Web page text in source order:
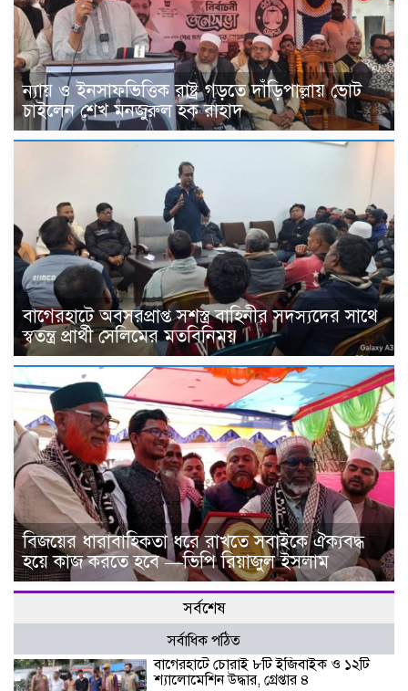
ন্যায় ও ইনসাফভিত্তিক রাষ্ট্র গড়তে দাঁড়িপাল্লায় ভোট
চাইলেন শেখ মনজুরুল হক রাহাদ
বাগেরহাটে অবসরপ্রাপ্ত সশস্ত্র বাহিনীর সদস্যদের সাথে
স্বতন্ত্র প্রার্থী সেলিমের মতবিনিময়
বিজয়ের ধারাবাহিকতা ধরে রাখতে সবাইকে ঐক্যবদ্ধ
হয়ে কাজ করতে হবে —ভিপি রিয়াজুল ইসলাম
সর্বশেষ
সর্বাধিক পঠিত
বাগেরহাটে চোরাই ৮টি ইজিবাইক ও ১২টি
শ্যালোমেশিন উদ্ধার, গ্রেপ্তার ৪